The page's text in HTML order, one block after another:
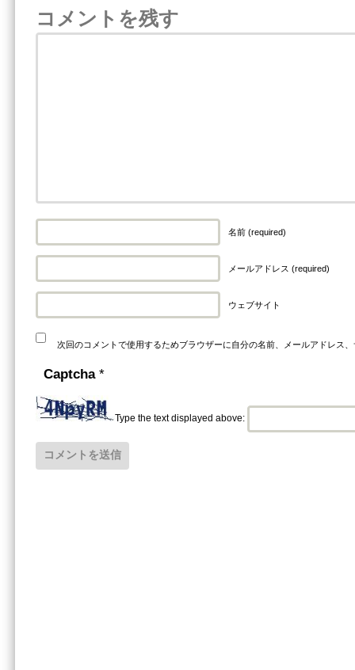
コメントを残す
名前 (required)
メールアドレス (required)
ウェブサイト
次回のコメントで使用するためブラウザーに自分の名前、メールアドレス
Captcha *
Type the text displayed above: